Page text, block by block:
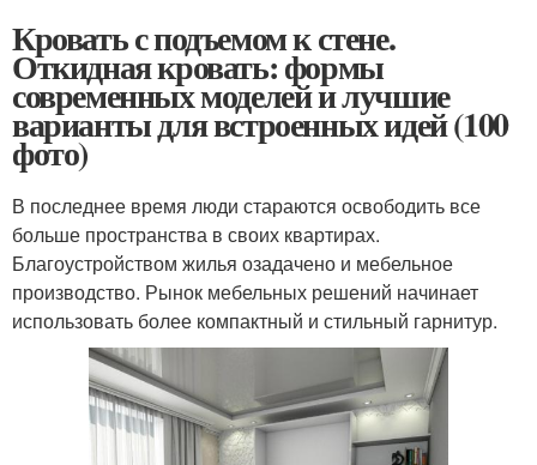
Кровать с подъемом к стене.
Откидная кровать: формы
современных моделей и лучшие
варианты для встроенных идей (100
фото)
В последнее время люди стараются освободить все
больше пространства в своих квартирах.
Благоустройством жилья озадачено и мебельное
производство. Рынок мебельных решений начинает
использовать более компактный и стильный гарнитур.